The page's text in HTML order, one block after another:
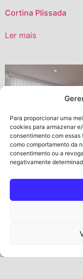
Para proporcionar uma
cookies para armazenar
consentimento com
como comportamento da
consentimento ou a
negativamente
Cortina Plissada
Ler mais
Cortina Passione
Ler mais